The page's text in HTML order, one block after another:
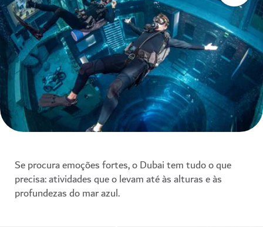
Se procura emoções fortes, o Dubai tem tudo o que
precisa: atividades que o levam até às alturas e às
profundezas do mar azul.